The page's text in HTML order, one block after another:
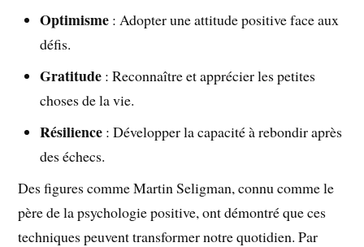
Optimisme : Adopter une attitude positive face aux
défis.
Gratitude : Reconnaître et apprécier les petites
choses de la vie.
Résilience : Développer la capacité à rebondir après
des échecs.
Des figures comme Martin Seligman, connu comme le
père de la psychologie positive, ont démontré que ces
techniques peuvent transformer notre quotidien. Par